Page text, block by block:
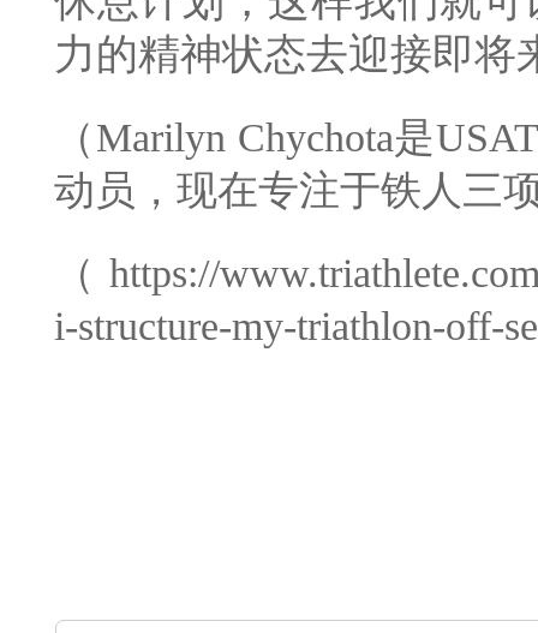
力的精神状态去迎接即将
（Marilyn Chychota是
动员，现在专注于铁人三
（https://
i-structure-my-triathlon-off-